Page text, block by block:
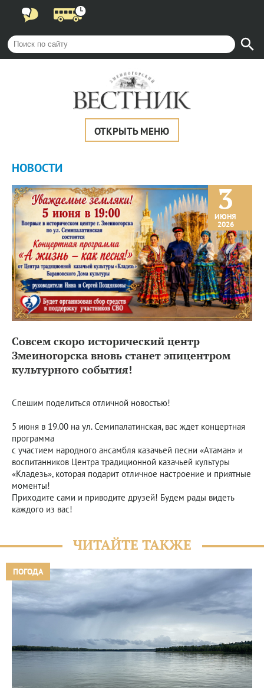
ОТКРЫТЬ МЕНЮ
НОВОСТИ
3
ИЮНЯ
2026
Совсем скоро исторический центр
Змеиногорска вновь станет эпицентром
культурного события!
Спешим поделиться отличной новостью!
5 июня в 19.00 на ул. Семипалатинская, вас ждет концертная
программа
с участием народного ансамбля казачьей песни «Атаман» и
воспитанников Центра традиционной казачьей культуры
«Кладезь», которая подарит отличное настроение и приятные
моменты!
Приходите сами и приводите друзей! Будем рады видеть
каждого из вас!
ЧИТАЙТЕ ТАКЖЕ
ПОГОДА